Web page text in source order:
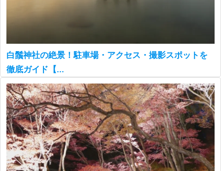
白鬚神社の絶景！駐車場・アクセス・撮影スポットを
徹底ガイド【...